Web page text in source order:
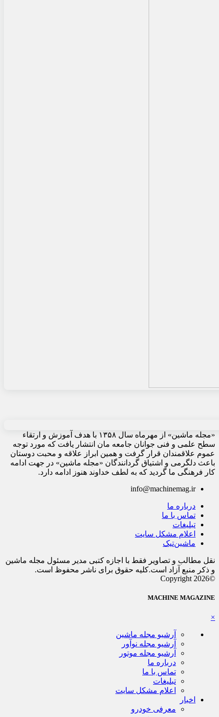
«مجله ماشین» از مهرماه سال ۱۳۵۸ با هدف آموزش و ارتقاء
سطح علمی و فنی جوانان جامعه مان انتشار یافت که مورد توجه
عموم علاقمندان قرار گرفت و همین ابراز علاقه و محبت دوستان
باعث دلگرمی و اشتیاق گردانندگان «مجله ماشین» در جهت ادامه
کار فرهنگی ما گردید که به لطف خداوند هنوز ادامه دارد.
info@machinemag.ir
درباره ما
تماس با ما
تبلیغات
اعلام مشکل سایت
ماشین‌تیک
نقل مطالب و تصاویر فقط با اجازه کتبی مدیر مسئول مجله ماشین
و ذکر منبع آزاد است.کلیه حقوق برای ناشر محفوظ است.
©Copyright 2026
MACHINE MAGAZINE
×
آرشیو مجله ماشین
آرشیو مجله نوآور
آرشیو مجله موتور
درباره ما
تماس با ما
تبلیغات
اعلام مشکل سایت
اخبار
معرفی خودرو